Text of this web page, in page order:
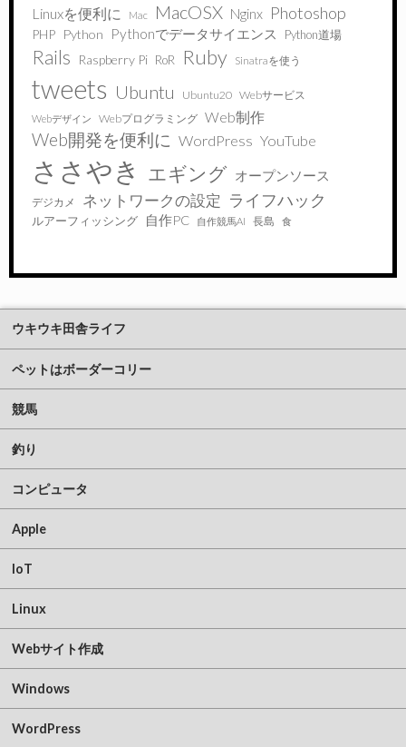
Linuxを便利に Mac MacOSX Nginx Photoshop
PHP Python Pythonでデータサイエンス Python道場
Rails Raspberry Pi RoR Ruby Sinatraを使う
tweets Ubuntu Ubuntu20 Webサービス
Webデザイン Webプログラミング Web制作
Web開発を便利に WordPress YouTube
ささやき エギング オープンソース
デジカメ ネットワークの設定 ライフハック
ルアーフィッシング 自作PC 自作競馬AI 長島 食
ウキウキ田舎ライフ
ペットはボーダーコリー
競馬
釣り
コンピュータ
Apple
IoT
Linux
Webサイト作成
Windows
WordPress